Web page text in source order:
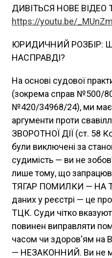
ДИВІТЬСЯ НОВЕ ВІДЕО
https://youtu.be/
ЮРИДИЧНИЙ РОЗБІР:
НАСПРАВДІ?
На основі судової
(зокрема справ №500/
№420/34968/24), ми
аргументи проти
ЗВОРОТНОЇ ДІЇ (ст. 58
були виключені за
судимість — ви не
лише тому, що
ТЯГАР ПОМИЛКИ — НА
даних у реєстрі — це
ТЦК. Суди чітко
повинен виправляти
часом чи здоров'ям
— НЕЗАКОННИЙ. Ви не